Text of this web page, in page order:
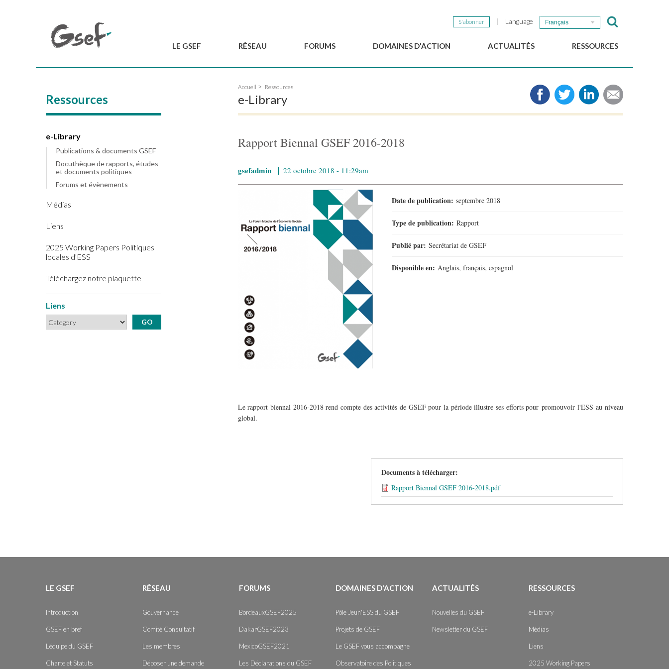
S'abonner Language Français
LE GSEF RÉSEAU
Comité Consultatif
Les membres
Devenir partenaire du
GSEF
FORUMS DOMAINES D'ACTION ACTUALITÉS
Newsletter du GSEF
RESSOURCES
Médias
Liens
Ressources
e-Library
Publications & documents GSEF
Docuthèque de rapports, études
et documents politiques
Forums et évènements
Médias
Liens
2025 Working Papers Politiques
locales d'ESS
Téléchargez notre plaquette
Liens
Accueil Ressources
e-Library
Rapport Biennal GSEF 2016-2018
gsefadmin 22 octobre 2018 - 11:29am
Date de publication:septembre 2018
Type de publication:Rapport
Publié par:Secrétariat de GSEF
Disponible en:Anglais, français, espagnol
Le rapport biennal 2016-2018 rend compte des activités de GSEF pour la période illustre ses efforts pour promouvoir l'ESS au niveau
global.
Documents à télécharger:
Rapport Biennal GSEF 2016-2018.pdf
LE GSEF
Introduction
GSEF en bref
L'équipe du GSEF
Charte et Statuts
RÉSEAU
Gouvernance
Comité Consultatif
Les membres
Déposer une demande
FORUMS
BordeauxGSEF2025
DakarGSEF2023
MexicoGSEF2021
Les Déclarations du GSEF
DOMAINES D'ACTION
Pôle Jeun'ESS du GSEF
Projets de GSEF
Le GSEF vous accompagne
Observatoire des Politiques
ACTUALITÉS
Nouvelles du GSEF
Newsletter du GSEF
RESSOURCES
e-Library
Médias
Liens
2025 Working Papers